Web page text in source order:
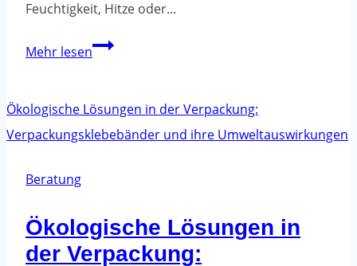
Feuchtigkeit, Hitze oder...
Mehr lesenWie
Möbeln
entfernen?
Beratung
Ökologische Lösungen in
der Verpackung: